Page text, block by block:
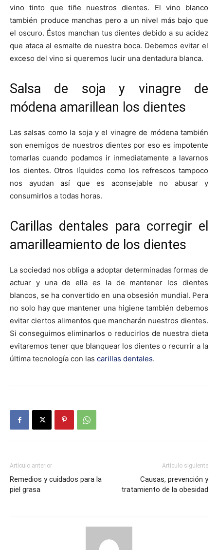
vino tinto que tiñe nuestros dientes. El vino blanco
también produce manchas pero a un nivel más bajo que
el oscuro. Éstos manchan tus dientes debido a su acidez
que ataca al esmalte de nuestra boca. Debemos evitar el
exceso del vino si queremos lucir una dentadura blanca.
Salsa de soja y vinagre de
módena amarillean los dientes
Las salsas como la soja y el vinagre de módena también
son enemigos de nuestros dientes por eso es impotente
tomarlas cuando podamos ir inmediatamente a lavarnos
los dientes. Otros líquidos como los refrescos tampoco
nos ayudan así que es aconsejable no abusar y
consumirlos a todas horas.
Carillas dentales para corregir el
amarilleamiento de los dientes
La sociedad nos obliga a adoptar determinadas formas de
actuar y una de ella es la de mantener los dientes
blancos, se ha convertido en una obsesión mundial. Pera
no solo hay que mantener una higiene también debemos
evitar ciertos alimentos que mancharán nuestros dientes.
Si conseguimos eliminarlos o reducirlos de nuestra dieta
evitaremos tener que blanquear los dientes o recurrir a la
última tecnología con las carillas dentales.
Artículo anterior
Remedios y cuidados para la
piel grasa
Artículo siguiente
Causas, prevención y
tratamiento de la obesidad